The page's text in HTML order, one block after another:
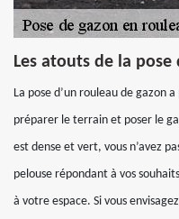
Les atouts de la
La pose d’un rouleau de gazon a
préparer le terrain et poser le
est dense et vert, vous n’avez
pelouse répondant à vos
à votre espace. Si vous